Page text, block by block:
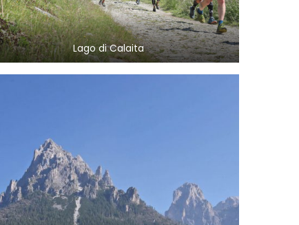
Lago di Calaita